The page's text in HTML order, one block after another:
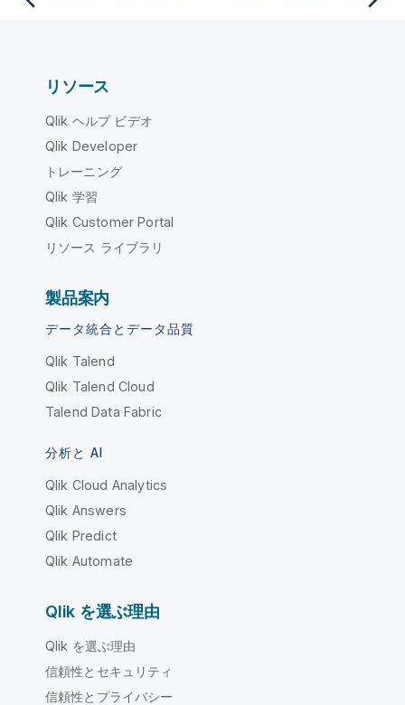
リソース
Qlik ヘルプ ビデオ
Qlik Developer
トレーニング
Qlik 学習
Qlik Customer Portal
リソース ライブラリ
製品案内
データ統合とデータ品質
Qlik Talend
Qlik Talend Cloud
Talend Data Fabric
分析と AI
Qlik Cloud Analytics
Qlik Answers
Qlik Predict
Qlik Automate
Qlik を選ぶ理由
Qlik を選ぶ理由
信頼性とセキュリティ
信頼性とプライバシー